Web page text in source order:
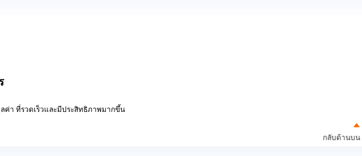
ค่า ที่รวดเร็วและมีประสิทธิภาพมากขึ้น
กลับด้านบน